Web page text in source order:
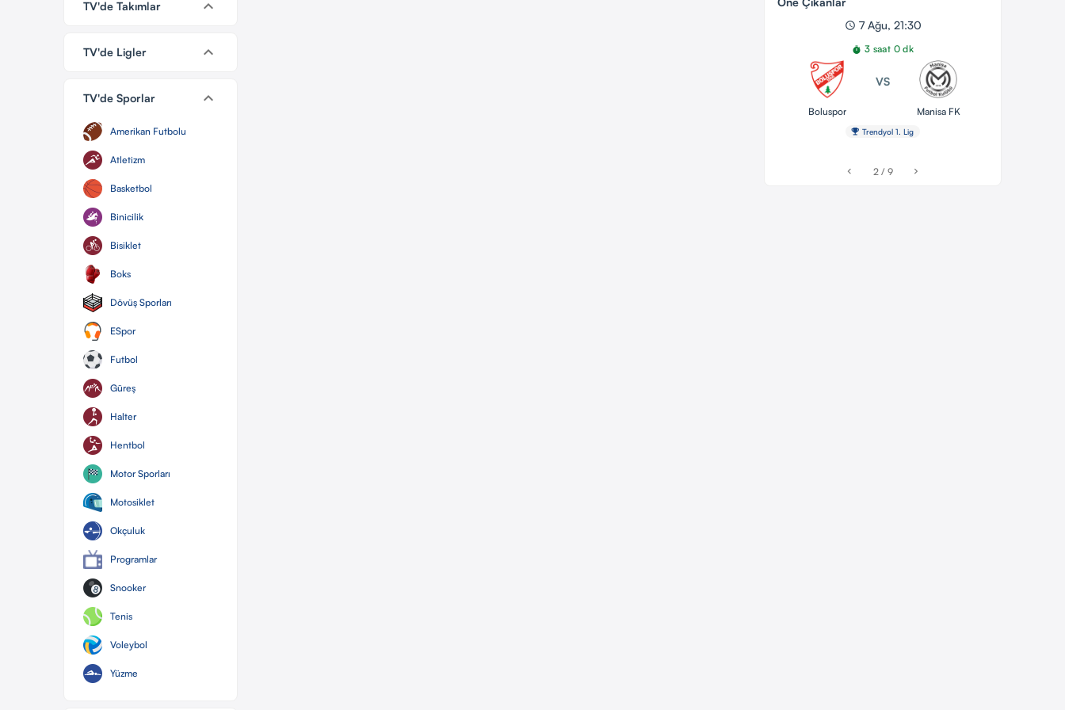
TV'de Takımlar keyboard_arrow_down
TV'de Ligler keyboard_arrow_down
TV'de Sporlar keyboard_arrow_down
Amerikan Futbolu
Atletizm
Basketbol
Binicilik
Bisiklet
Boks
Dövüş Sporları
ESpor
Futbol
Güreş
Halter
Hentbol
Motor Sporları
Motosiklet
Okçuluk
Programlar
Snooker
Tenis
Voleybol
Yüzme
schedule 7 Ağu, 21:30
timer 3 saat 0 dk
Boluspor
VS
Manisa FK
emoji_events Trendyol 1. Lig
chevron_left 2 / 9 chevron_right